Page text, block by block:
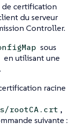
de certification
du serveur
Controller.
sous
en utilisant une
.
racine
rootCA.crt ,
suivante :